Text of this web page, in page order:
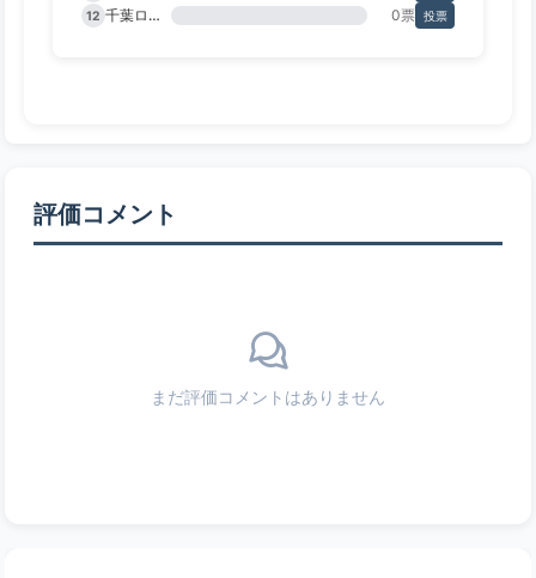
12
千葉ロッテ 0票 投票
評価コメント
まだ評価コメントはありません